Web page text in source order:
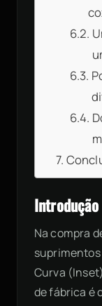
Introdução
Na compra
Curva
de fábrica é